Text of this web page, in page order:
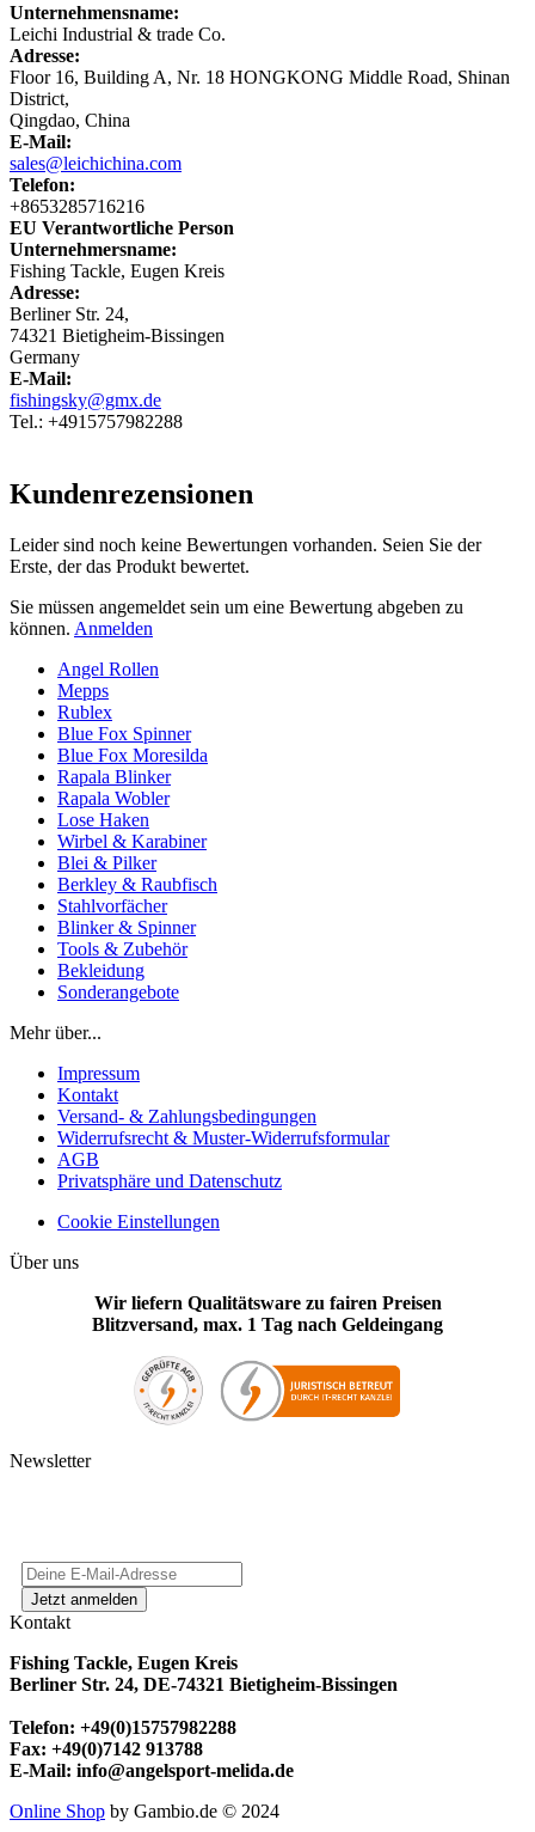
Unternehmensname:
Leichi Industrial & trade Co.
Adresse:
Floor 16, Building A, Nr. 18 HONGKONG Middle Road, Shinan
District,
Qingdao, China
E-Mail:
sales@leichichina.com
Telefon:
+8653285716216
EU Verantwortliche Person
Unternehmersname:
Fishing Tackle, Eugen Kreis
Adresse:
Berliner Str. 24,
74321 Bietigheim-Bissingen
Germany
E-Mail:
fishingsky@gmx.de
Tel.: +4915757982288
Kundenrezensionen
Leider sind noch keine Bewertungen vorhanden. Seien Sie der
Erste, der das Produkt bewertet.
Sie müssen angemeldet sein um eine Bewertung abgeben zu
können. Anmelden
Angel Rollen
Mepps
Rublex
Blue Fox Spinner
Blue Fox Moresilda
Rapala Blinker
Rapala Wobler
Lose Haken
Wirbel & Karabiner
Blei & Pilker
Berkley & Raubfisch
Stahlvorfächer
Blinker & Spinner
Tools & Zubehör
Bekleidung
Sonderangebote
Mehr über...
Impressum
Kontakt
Versand- & Zahlungsbedingungen
Widerrufsrecht & Muster-Widerrufsformular
AGB
Privatsphäre und Datenschutz
Cookie Einstellungen
Über uns
Wir liefern Qualitätsware zu fairen Preisen
Blitzversand, max. 1 Tag nach Geldeingang
Newsletter
Kontakt
Fishing Tackle, Eugen Kreis
Berliner Str. 24, DE-74321 Bietigheim-Bissingen
Telefon: +49(0)15757982288
Fax: +49(0)7142 913788
E-Mail: info@angelsport-melida.de
Online Shop by Gambio.de © 2024